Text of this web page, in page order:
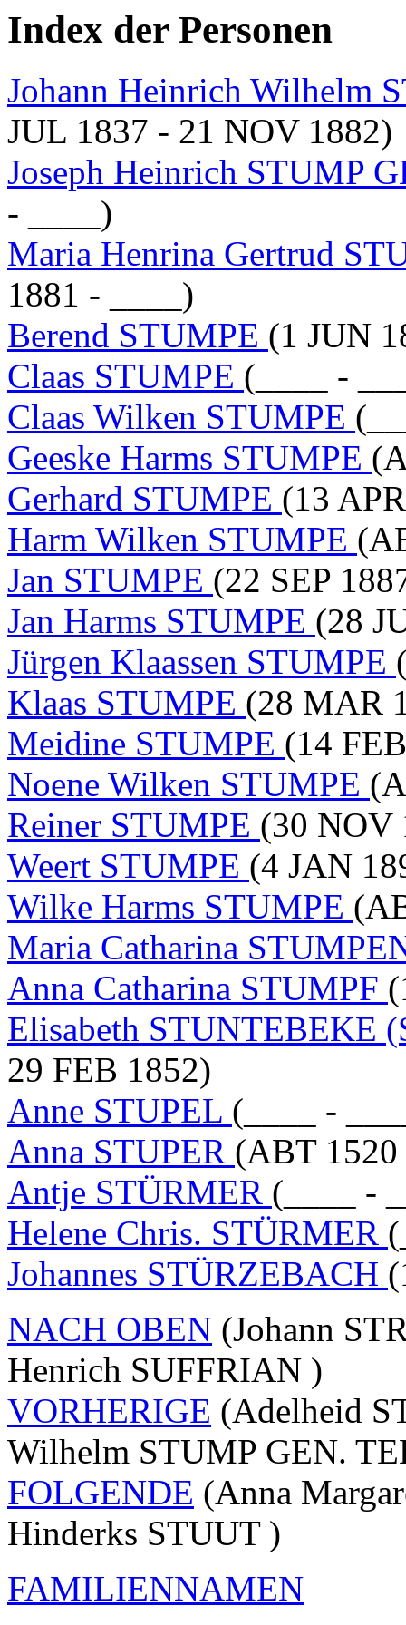
Index der Personen
Johann Heinrich Wilhelm
JUL 1837 - 21 NOV 1882)
Joseph Heinrich STUMP
- ____)
Maria Henrina Gertrud
1881 - ____)
Berend STUMPE (1 JUN
Claas STUMPE (____ -
Claas Wilken STUMPE
Geeske Harms STUMPE
Gerhard STUMPE (13
Harm Wilken STUMPE
Jan STUMPE (22 SEP
Jan Harms STUMPE (28
Jürgen Klaassen STUMPE
Klaas STUMPE (28 MAR
Meidine STUMPE (14
Noene Wilken STUMPE
Reiner STUMPE (30 NOV
Weert STUMPE (4 JAN
Wilke Harms STUMPE
Maria Catharina
Anna Catharina STUMPF
Elisabeth STUNTEBEKE
29 FEB 1852)
Anne STUPEL (____ -
Anna STUPER (ABT
Antje STÜRMER (____ -
Helene Chris. STÜRMER
Johannes STÜRZEBACH
NACH OBEN (Johann
Henrich SUFFRIAN )
VORHERIGE (Adelheid
Wilhelm STUMP GEN.
FOLGENDE (Anna
Hinderks STUUT )
FAMILIENNAMEN